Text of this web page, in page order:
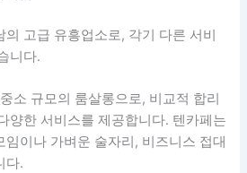
의 고급 유흥업소로, 각기 다른 서비
니다.
소 규모의 룸살롱으로, 비교적 합리
양한 서비스를 제공합니다. 텐카페는
임이나 가벼운 술자리, 비즈니스 접대
다.